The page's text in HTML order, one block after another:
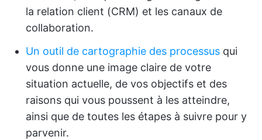
la relation client (CRM) et les canaux de
collaboration.
Un outil de cartographie des processus qui
vous donne une image claire de votre
situation actuelle, de vos objectifs et des
raisons qui vous poussent à les atteindre,
ainsi que de toutes les étapes à suivre pour y
parvenir.